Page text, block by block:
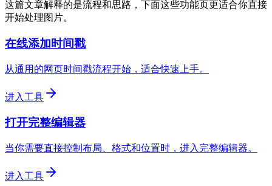
这篇文章解释的是流程和思路，下面这些功能页更适合你直接
开始处理图片。
在线添加时间戳
从通用的网页时间戳流程开始，适合快速上手。
进入工具
打开完整编辑器
当你需要直接控制布局、格式和位置时，进入完整编辑器。
进入工具